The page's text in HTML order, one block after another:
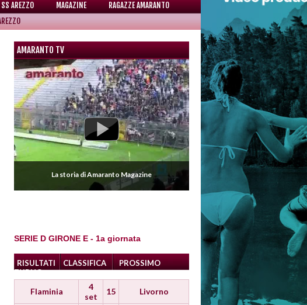
SS AREZZO MAGAZINE
RAGAZZE AMARANTO
AMARANTO TV
La storia di Amaranto Magazine
SERIE D GIRONE E - 1a giornata
RISULTATI CLASSIFICA
PROSSIMO
TURNO
Flaminia
4
set
15 Livorno